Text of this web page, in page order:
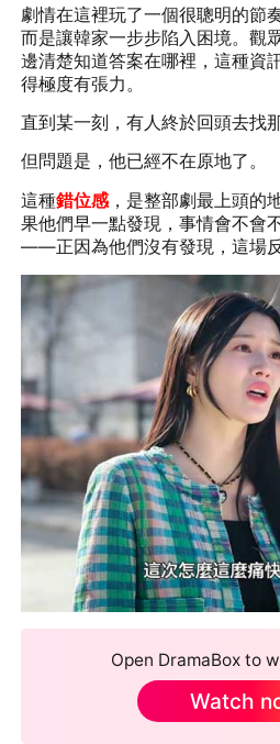
劇情在這裡玩了一個很聰明的節
而是讓韓家一步步陷入困境。觀
邊清楚知道答案在哪裡，這種資
得極度有張力。
直到某一刻，有人終於回頭去找
但問題是，他已經不在原地了。
這種錯位感 ，是整部劇最上頭的
果他們早一點發現，事情會不會
——正因為他們沒有發現，這場反
Open DramaBox to
Watch